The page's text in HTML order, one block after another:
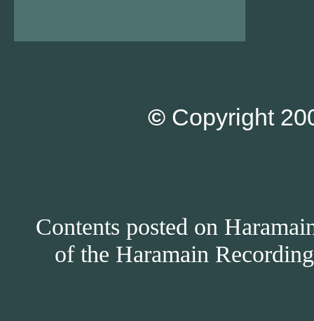
© Copyright
Contents posted on
of the Haramain